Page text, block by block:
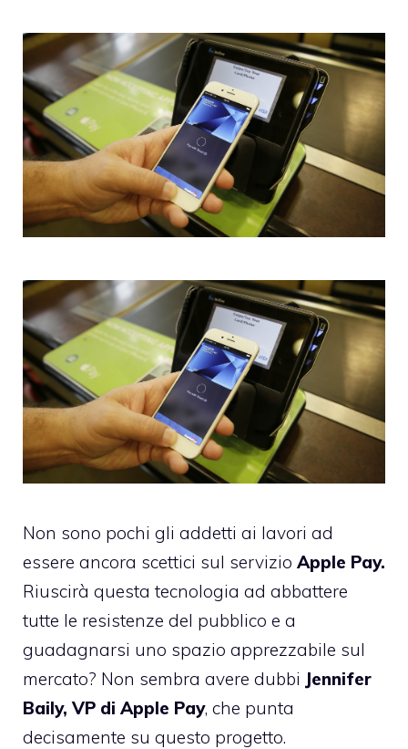
Non sono pochi gli addetti ai lavori ad
essere ancora scettici sul servizio Apple Pay.
Riuscirà questa tecnologia ad abbattere
tutte le resistenze del pubblico e a
guadagnarsi uno spazio apprezzabile sul
mercato? Non sembra avere dubbi Jennifer
Baily, VP di Apple Pay, che punta
decisamente su questo progetto.